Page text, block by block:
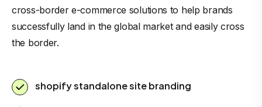
cross-border e-commerce solutions to help brands
successfully land in the global market and easily cross
the border.
shopify standalone site branding